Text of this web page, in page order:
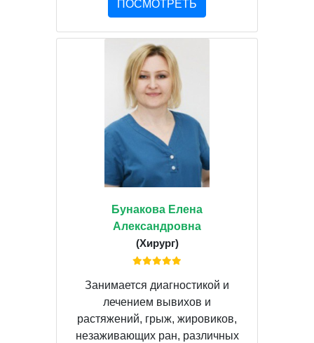
ПОСМОТРЕТЬ
Бунакова Елена
Александровна
(Хирург)
Занимается диагностикой и
лечением вывихов и
растяжений, грыж, жировиков,
незаживающих ран, различных